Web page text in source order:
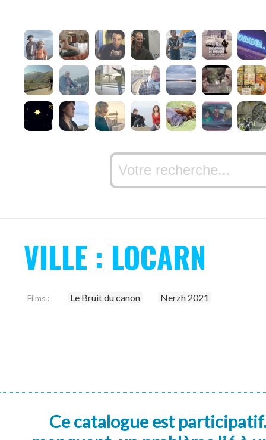
VILLE : LOCARN
Films : Le Bruit du canon Nerzh 2021
Ce catalogue est